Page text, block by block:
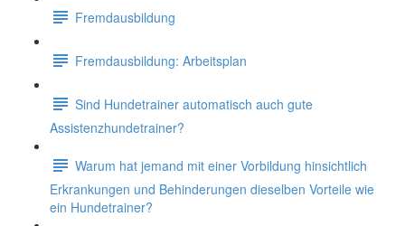
Fremdausbildung
Fremdausbildung: Arbeitsplan
Sind Hundetrainer automatisch auch gute
Assistenzhundetrainer?
Warum hat jemand mit einer Vorbildung hinsichtlich
Erkrankungen und Behinderungen dieselben Vorteile wie
ein Hundetrainer?